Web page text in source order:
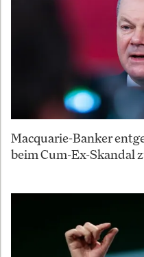
Macquarie-Banker
beim Cum-Ex-Skandal